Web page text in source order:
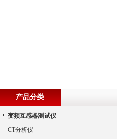
产品分类
变频互感器测试仪
CT分析仪